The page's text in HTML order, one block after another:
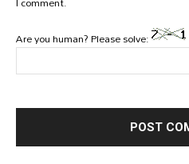
Are you human? Please solve: